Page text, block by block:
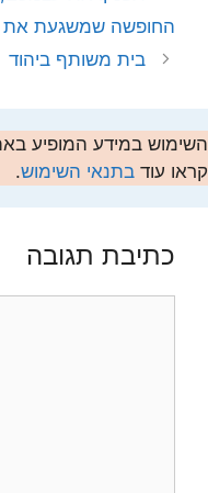
החופשה שמשגעת את
בית משותף ביהוד
השימוש במידע המופיע
קראו עוד בתנאי השימוש.
כתיבת תגובה